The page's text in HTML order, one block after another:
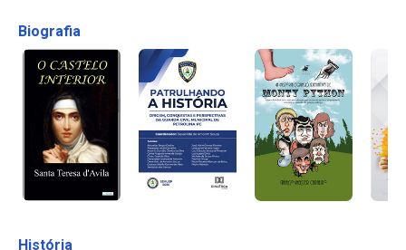
Biografia
História